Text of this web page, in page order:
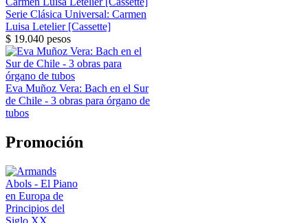
Serie Clásica Universal: Carmen
Luisa Letelier [Cassette]
$ 19.040 pesos
Eva Muñoz Vera: Bach en el Sur
de Chile - 3 obras para órgano de
tubos
Promoción